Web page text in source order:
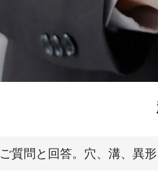
質問と回答。穴、溝、異